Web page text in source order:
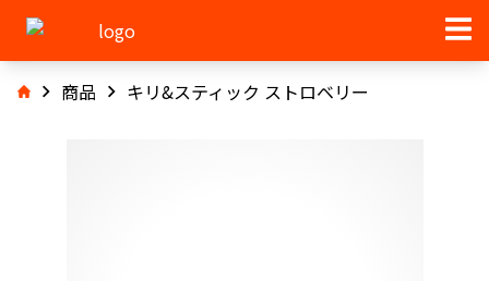
商品 キリ&スティック ストロベリー